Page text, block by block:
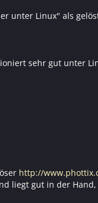
unter Linux" als
sehr gut unter
http://
liegt gut in der